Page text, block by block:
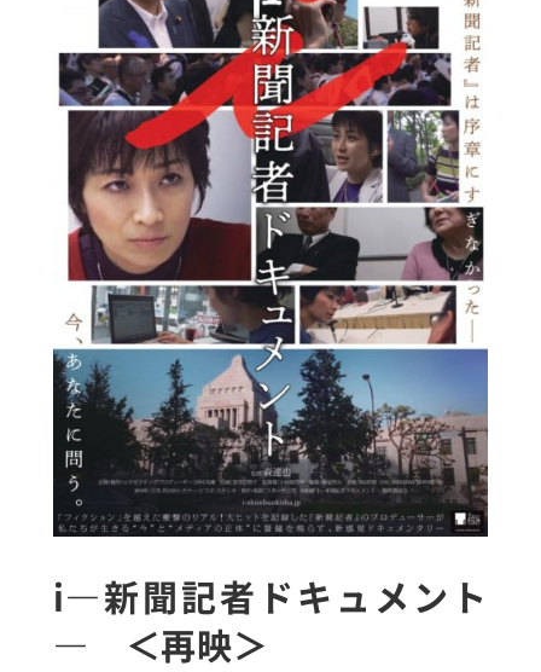
i―新聞記者ドキュメント
― ＜再映＞